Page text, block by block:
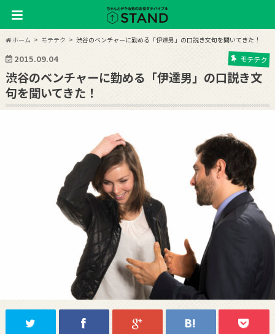
ホーム モテテク 渋谷のベンチャーに勤める「伊達男」の口説き文句を聞いてきた！
2015.09.04 モテテク
渋谷のベンチャーに勤める「伊達男」の口説き文
句を聞いてきた！